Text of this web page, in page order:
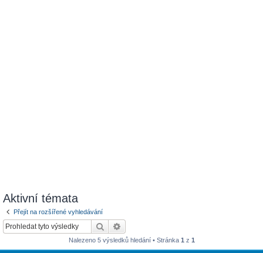
Aktivní témata
Přejít na rozšířené vyhledávání
Hledat
Nalezeno 5 výsledků hledání • Stránka 1 z 1